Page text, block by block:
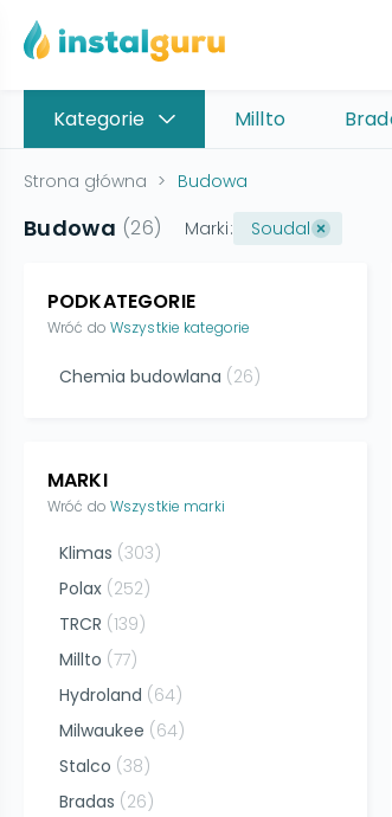
Kategorie Millto
Strona główna > Budowa
Budowa (26) Marki: Soudal
PODKATEGORIE
Wróć do Wszystkie kategorie
Chemia budowlana (26)
MARKI
Wróć do Wszystkie marki
Klimas (303)
Polax (252)
TRCR (139)
Millto (77)
Hydroland (64)
Milwaukee (64)
Stalco (38)
Bradas (26)